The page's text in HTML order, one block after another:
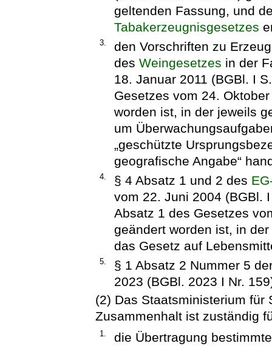
geltenden Fassung, und
Tabakerzeugnisgesetzes
3.
den Vorschriften zu
des Weingesetzes in der
18. Januar 2011 (BGBl. I
Gesetzes vom 24.
worden ist, in der jeweils
um
„geschützte
geografische Angabe“
4. § 4 Absatz 1 und 2 des
vom 22. Juni 2004 (BGBl.
Absatz 1 des Gesetzes
geändert worden ist, in
das Gesetz auf
5.
§ 1 Absatz 2 Nummer 5
2023 (BGBl. 2023 I Nr.
(2) Das Staatsministerium
Zusammenhalt ist zuständig
1.
die Übertragung